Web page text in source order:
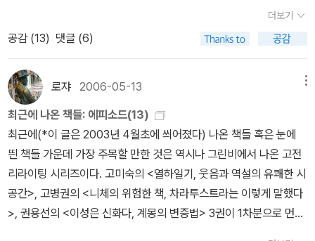
그렇지만 빨간색에 좋은 의미만 있는 건 아니다. 적극성과 열정
처럼 긍정적인 힘을 상징하면서도 불처럼 공격성과 분노 같은 부정적
금지와 경고의 신호다. 빨간색을 부도덕한 색으로 여겨 금기하던 시
대도 있었다. 중세에 ‘빨간 머리+여자’ 조합은 마녀로 여겼다. 너새니
얼 호손의 소설 《주홍 글씨》에서 헤스터는 간통을 저질러 붉은색으로
된 ‘간통(Adultery)’의 첫 글자 ‘A’ 글씨를 가슴에 달고 다닌다. 진정
한 셜록키언이라면 셜록 홈즈 시리즈에 나온 빨간색을 기억해야 한
다. 셜록 홈즈 시리즈의 시작을 알리는 《주홍색 연구》에 희생자가 죽
어가면서 자신의 피로 벽에 ‘RACHE(독일어로 ‘복수’)’라는 글자를
새긴다. 《셜록 홈즈의 모험》 두 번째 수록작 <빨간 머리 연맹>에 나
도 있지만 이런 식으로 알게 모르게 우리는 영향을 받는다는 점, 아주
조금이니까 괜찮겠지 하며 대수롭지 않게 쓰는 것도 글 쓸 때 유념해
야 한다고 말하는 거다. §§ 홍세화는 괴테도, 합리적 사고에 대해
서도 잘 모르는 것 같다 pek0501님 글에서 홍세화가 괴테를 언급한
부분에서 나는 응? 하는 생각이 들었는데, 다음 대목이다. 토론은 주
로 글쓰기에 필요한 논리력, 추리력, 분석력, 정확성의 추구 등이 수학
교육을 통하여 알게 모르게 길러진다는 주장과, 수학적인 차가운 논
리가 오히려 창조적 감성이나 미적 상상력을 해칠 수 있다는 반론 사
이에 벌어진다. 반론자들은 하나의 좋은 예로 괴테를 내세운다. 독일
의 으뜸가는 시인인 괴테가 수학에는 아주 뒤떨어졌다는 것이다.그런
데 이 토론에는 한 가지 흥미있는 재치응답이 있다. 반론자가 논리 정
내어, / 만일 그것을 붙잡을 수 있다면, / 어디 너의 길로 유혹하여 이
끌어보려무나 / 하지만 언젠가는 부끄러운 얼굴로 나타나 이렇게 고
백하게 되리라. / 착한 인간은 비록 어두운 충동 속에서도 / 무엇이 올
바른 길인지 잘 알고 있더군요, 라고.”(1, 24)
서 악마의 장난과 인간의 방황은 신의 영역에 귀속되며 죄악은 역시
나 신의 뜻에 따라 구원을 담보한다. 우리가 괴테의 기독교적 낙관론
만 화해와 조화가 그토록 손쉽게 획득될 수 없다며 고집을 부린다면?
2부 5막, “파우스트의 불멸의 영혼을 인도하며” 천사들은 이렇게 말
한다.
“영들의 세계에서 고귀한 한 사람이 / 악으로부터 구원되었도
역사>가 읽을만한 책인 듯하다.비교적 최근에 색채에 대한 관심의 증
폭으로 여러 연구가 진행되고 있고, 상당수의 책들이 출간되고는 있
지만 마케팅-심리 분야에 한정되고 있는 것 같아 좀 아쉽다. 색채에
대해서 재미있게 읽을 수 있는 책들은 말해서 무얼 하랴~ 진짜 손에
꼽을 정도이다. 불모지나 다름없는 색채에 대한 연구가 활발히 진행
되어 관련 학과도 생기고, 학제적인 연구가 풍성해졌으면 하는 바람
이다.끝으로, 재미있게 읽을 만한 색채에 대한 책들을 소개해 본다.
사 말고, 어디 딴데서 좀 안 나오나? 열린책들에서 디킨스를 좀 내주
기를 원해요!거의 처음으로 제대로 읽는 디킨스의 첫번째 책이 하필
랑스혁명 직전이 배경이다. 디킨스 소설 중에서 가장 덜 유머스러운,
가장 덜 생생한 캐릭터에, 몇개 안 되는 정치소설. 이라고 하...지만,
그래도 역시 재미있게 읽고 있는 걸.어떤 느낌이냐면, 아주 성능좋은
탈 것을 타고,씽씽 달리는 느낌이다. 평소에는 슝- 빠르게 가다가 커
브가 나올때마다 위험하다 싶을 정도로 솜씨 좋게 스피드를 더 내며
꺾어져서 위태위태하면서, 배꼽 아래가 짜릿해지는 기분.부앙- 부앙-
부아앙-장면묘사나 심리묘사들이 그러한데, 첫번째 급커브의 느낌을
받았던 건'마을' 이다.큰 술통 하나가 거리에 떨어져 깨졌다. 마차에서
으로 2008년 중반에 한길사에서 출간될 예정이다.'라고 돼 있다. 출
간은 좀 미뤄지는 듯한데, 이 '서론'은 최성만 교수가 맡은 부분이고한
길사의 양해를 얻어수록한다고 밝히고 있다.벤야민이 이 서설/서론에
서 제사(에피그라프)로 끌어오고 있는 것은 괴테의 '색채론 역사의 자
료'('색채론의 역사에 관한 자료')이다('자료'이니까 확인해보지는 않
았지만 국역본 <색채론>에는 빠져 있을 듯하다). 두 번역본에 약간
차이가 있는데, 일단 내가 주목하고자 하는 건 한 단어이다. 두 번역을
차례로 옮겨본다. '지식에는 속이 없고, 반성에는 겉이 없어서 지식에
서든 반성에서든 전체는 엮어질 수 없다. 그렇기 때문에 학문에서 어
떻게든 일종의 전체성을 기대한다면 우리는 학문을 필히 예술로서 사
유할 수밖에 없다. 게다가 전체성을 보편적인 것이나 초월적인 것에
더보기
공감 (13) 댓글 (6)
로쟈 2006-05-13
최근에 나온 책들: 에피소드(13)
최근에(*이 글은 2003년 4월초에 씌어졌다) 나온 책들 혹은 눈에
띈 책들 가운데 가장 주목할 만한 것은 역시나 그린비에서 나온 고전
리라이팅 시리즈이다. 고미숙의 <열하일기, 웃음과 역설의 유쾌한 시
공간>, 고병권의 <니체의 위험한 책, 차라투스트라는 이렇게 말했다
>, 권용선의 <이성은 신화다, 계몽의 변증법> 3권이 1차분으로 먼저